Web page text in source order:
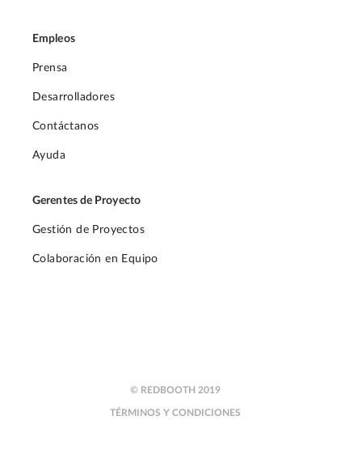
Empleos
Prensa
Desarrolladores
Contáctanos
Ayuda
Gerentes de Proyecto
Gestión de Proyectos
Colaboración en Equipo
© REDBOOTH 2019
TÉRMINOS Y CONDICIONES